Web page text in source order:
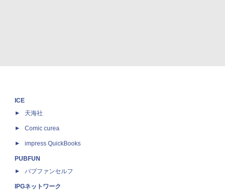
ICE
天海社
Comic curea
impress QuickBooks
PUBFUN
パブファンセルフ
IPGネットワーク